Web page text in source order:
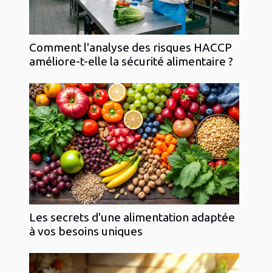
Comment l'analyse des risques HACCP
améliore-t-elle la sécurité alimentaire ?
Les secrets d'une alimentation adaptée
à vos besoins uniques